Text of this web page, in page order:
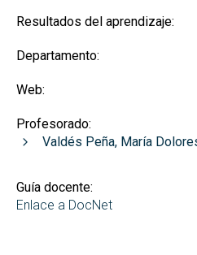
Resultados del aprendizaje:
Departamento:
Web:
Profesorado:
Valdés Peña, María
Guía docente:
Enlace a DocNet